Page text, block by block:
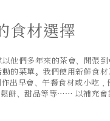
食材選擇
他們多年來的茶會、開張
的菜單。我們使用新鮮食
出早會、午餐食材或小吃，
餅、甜品等等…… 以補充會